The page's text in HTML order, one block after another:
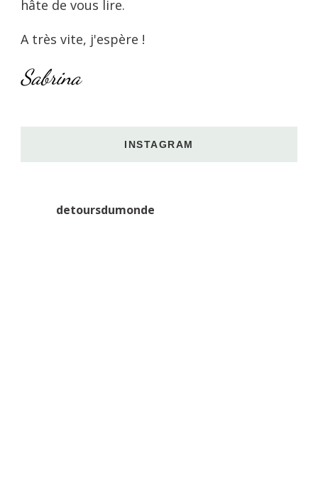
hâte de vous lire.
A très vite, j'espère !
Sabrina
INSTAGRAM
detoursdumonde